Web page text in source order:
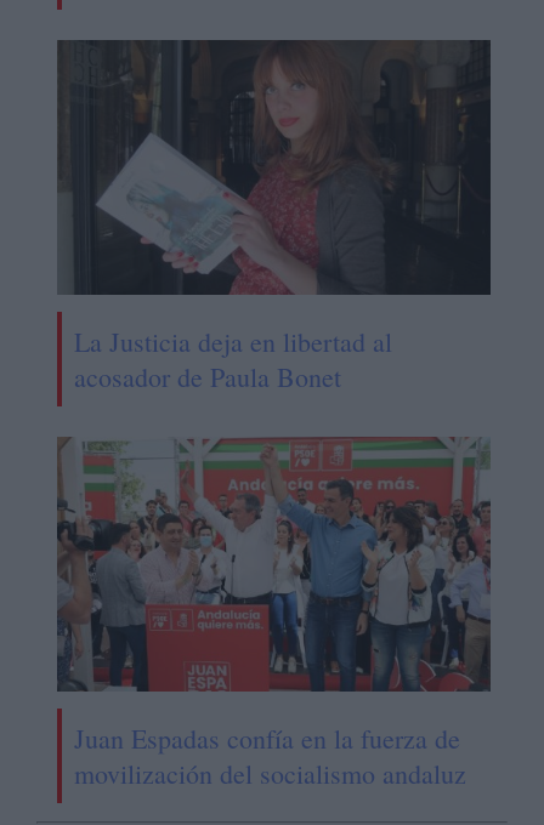
La Justicia deja en libertad al
acosador de Paula Bonet
Juan Espadas confía en la fuerza de
movilización del socialismo andaluz